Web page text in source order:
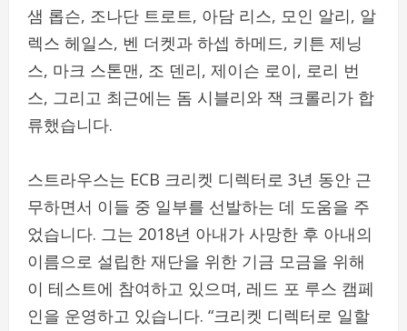
샘 롭슨, 조나단 트로트, 아담 리스, 모인 알리, 알
렉스 헤일스, 벤 더켓과 하셉 하메드, 키튼 제닝
스, 마크 스톤맨, 조 덴리, 제이슨 로이, 로리 번
스, 그리고 최근에는 돔 시블리와 잭 크롤리가 합
류했습니다.
스트라우스는 ECB 크리켓 디렉터로 3년 동안 근
무하면서 이들 중 일부를 선발하는 데 도움을 주
었습니다. 그는 2018년 아내가 사망한 후 아내의
이름으로 설립한 재단을 위한 기금 모금을 위해
이 테스트에 참여하고 있으며, 레드 포 루스 캠페
인을 운영하고 있습니다. “크리켓 디렉터로 일할